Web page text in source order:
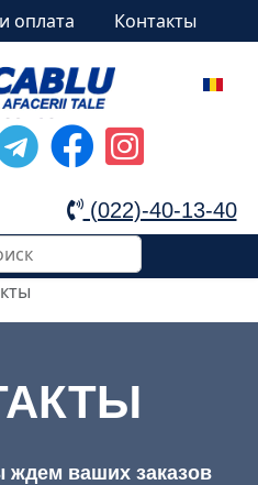
оплата Контакты
(022)-40-13-40
ждем ваших заказов